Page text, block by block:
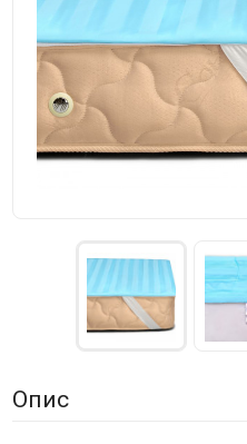
Опис